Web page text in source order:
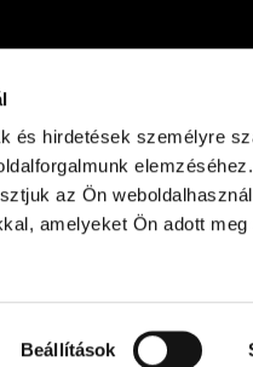
és hirdetések személyre
az Ön
amelyeket Ön adott
Beállítások
Földszint
Minden jog